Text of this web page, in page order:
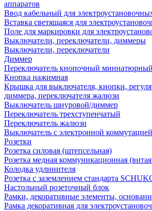
аппаратов
Ввод кабельный для
Вставка светящаяся для
Поле для маркировки для
Выключатели, переключатели, диммеры
Выключатели, переключатели
Диммер
Переключатель кнопочный миниатюрный
Кнопка нажимная
Крышка для выключателя, кнопки,
диммера, переключателя жалюзи
Выключатель шнуровой/диммер
Переключатель трехступенчатый
Переключатель жалюзи
Выключатель с электронной коммутацией
Розетки
Розетка силовая (штепсельная)
Розетка медная коммуникационная
Колодка удлинителя
Розетка с заземлением стандарта
Настольный розеточный блок
Рамки, декоративные элементы,
Рамка декоративная для